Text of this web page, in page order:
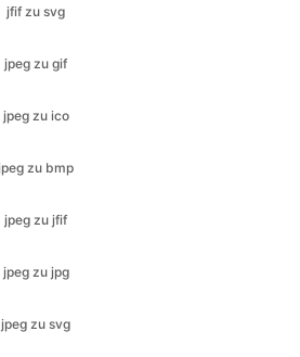
jpeg zu ico
jpeg zu bmp
jpeg zu jfif
jpeg zu jpg
jpeg zu svg
jpeg zu pdf
jpeg zu png